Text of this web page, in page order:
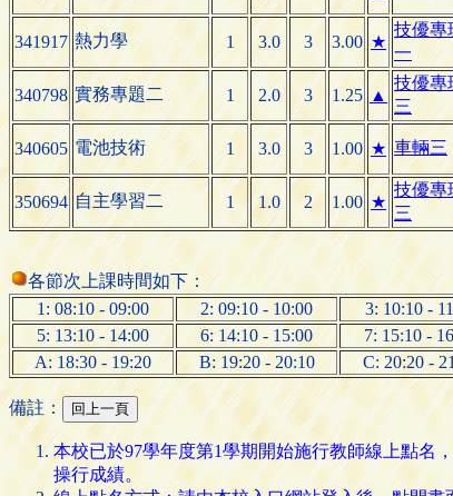
341917 熱力學 1 3.0 3 3.00 ★
技優專
一
340798 實務專題二 1 2.0 3 1.25 ▲
技優專
三
340605 電池技術 1 3.0 3 1.00 ★ 車輛三
350694 自主學習二 1 1.0 2 1.00 ★
技優專
三
各節次上課時間如下：
1: 08:10 - 09:00
2: 09:10 - 10:00 3: 10:10 -
5: 13:10 - 14:00
6: 14:10 - 15:00 7: 15:10 -
A: 18:30 - 19:20
B: 19:20 - 20:10 C: 20:20 -
備註：
本校已於97學年度第1學期開始施行教師線上點名
操行成績。